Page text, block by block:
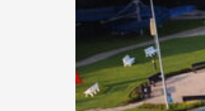
Sauna
Massage
Kurse